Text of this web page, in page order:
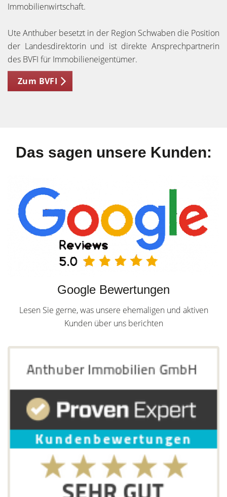
Immobilienwirtschaft.
Ute Anthuber besetzt in der Region Schwaben die Position
der Landesdirektorin und ist direkte Ansprechpartnerin
des BVFI für Immobilieneigentümer.
Zum BVFI
Das sagen unsere Kunden:
Google Bewertungen
Lesen Sie gerne, was unsere ehemaligen und aktiven
Kunden über uns berichten